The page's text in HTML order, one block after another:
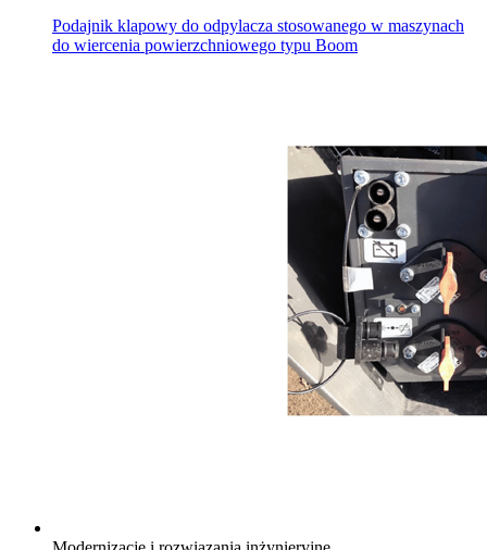
Podajnik klapowy do odpylacza stosowanego w maszynach
do wiercenia powierzchniowego typu Boom